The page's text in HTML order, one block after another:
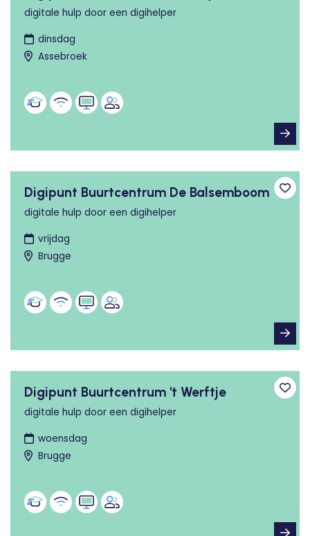
digitale hulp door een digihelper
dinsdag
Assebroek
Digipunt Buurtcentrum De Balsemboom
digitale hulp door een digihelper
vrijdag
Brugge
Digipunt Buurtcentrum 't Werftje
digitale hulp door een digihelper
woensdag
Brugge